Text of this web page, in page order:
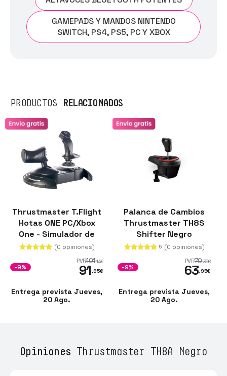
GAMEPADS Y MANDOS NINTENDO
SWITCH, PS4, PS5, PC Y XBOX
PRODUCTOS RELACIONADOS
Thrustmaster T.Flight
Hotas ONE PC/Xbox
One - Simulador de
Vuelo
(0 opiniones)
PVR101,14€
91,95€
-9%
Entrega prevista Jueves,
20 Ago.
Palanca de Cambios
Thrustmaster TH8S
Shifter Negro
Compatible con
PS5/PS4/Xbox
One/Xbox Series X/S
5 (0 opiniones)
PVR70,35€
63,95€
-9%
Entrega prevista Jueves,
20 Ago.
Opiniones Thrustmaster TH8A Negro